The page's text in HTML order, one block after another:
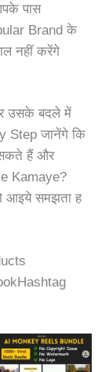
पास
Brand के
नहीं करेंगे
उसके बदले में
Step जानेंगे कि
हैं और
Kamaye?
आइये समझता ह
Hashtag
Original
price
price